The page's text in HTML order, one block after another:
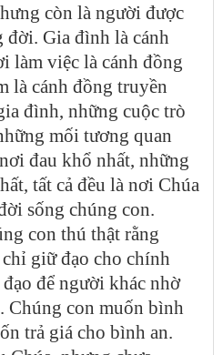
còn là người được
đời. Gia đình là cánh
làm việc là cánh đồng
là cánh đồng truyền
đình, những cuộc trò
mối tương quan
đau khổ nhất, những
tất cả đều là nơi Chúa
sống chúng con.
con thú thật rằng
giữ đạo cho chính
để người khác nhờ
Chúng con muốn bình
trả giá cho bình an.